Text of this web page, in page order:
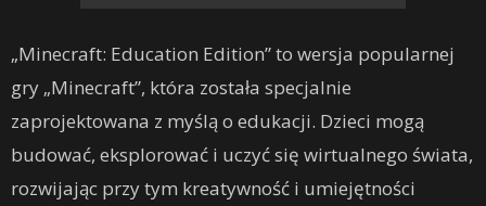
„Minecraft: Education Edition” to wersja popularnej
gry „Minecraft”, która została specjalnie
zaprojektowana z myślą o edukacji. Dzieci mogą
budować, eksplorować i uczyć się wirtualnego świata,
rozwijając przy tym kreatywność i umiejętności